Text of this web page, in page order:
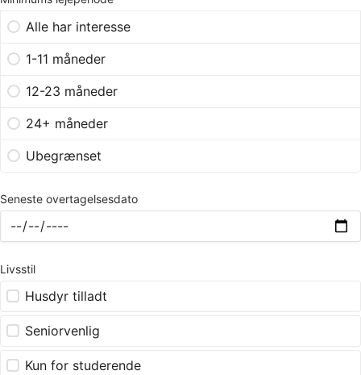
Alle har interesse
1-11 måneder
12-23 måneder
24+ måneder
Ubegrænset
Seneste overtagelsesdato
Livsstil
Husdyr tilladt
Seniorvenlig
Kun for studerende